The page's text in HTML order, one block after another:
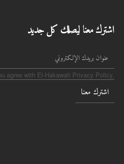
اشترك معنا ليصلك كل جديد
agree with El-Hakawati Privacy Policy.